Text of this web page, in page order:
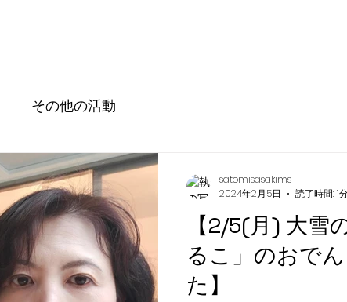
その他の活動
【2/5(月) 大雪
るこ」のおで
た】
satomisasakims
2024年2月5日
読了時間: 1